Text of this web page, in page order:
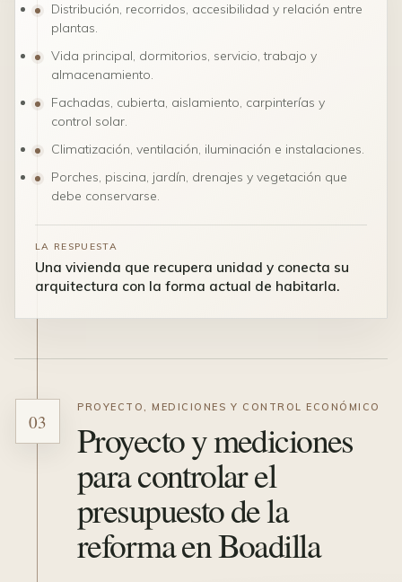
Distribución, recorridos, accesibilidad y relación entre
plantas.
Vida principal, dormitorios, servicio, trabajo y
almacenamiento.
Fachadas, cubierta, aislamiento, carpinterías y
control solar.
Climatización, ventilación, iluminación e instalaciones.
Porches, piscina, jardín, drenajes y vegetación que
debe conservarse.
LA RESPUESTA
Una vivienda que recupera unidad y conecta su
arquitectura con la forma actual de habitarla.
03
PROYECTO, MEDICIONES Y CONTROL ECONÓMICO
Proyecto y mediciones
para controlar el
presupuesto de la
reforma en Boadilla